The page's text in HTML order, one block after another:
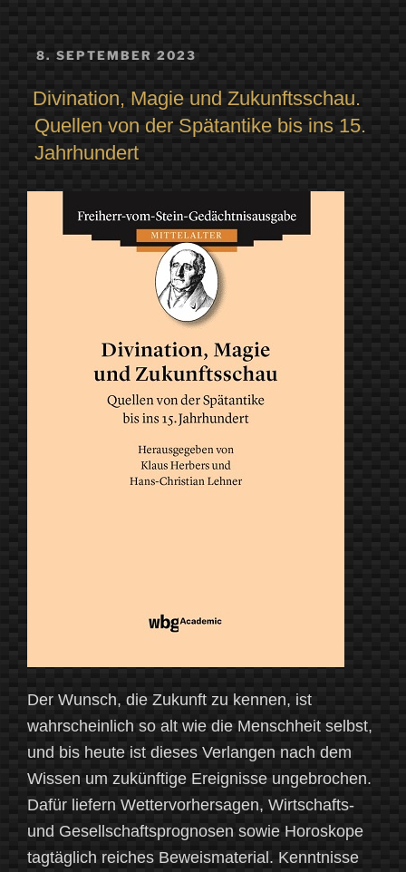
VERÖFFENTLICHT
8. SEPTEMBER 2023
Divination, Magie und Zukunftsschau.
Quellen von der Spätantike bis ins 15.
Jahrhundert
Der Wunsch, die Zukunft zu kennen, ist
wahrscheinlich so alt wie die Menschheit selbst,
und bis heute ist dieses Verlangen nach dem
Wissen um zukünftige Ereignisse ungebrochen.
Dafür liefern Wettervorhersagen, Wirtschafts-
und Gesellschaftsprognosen sowie Horoskope
tagtäglich reiches Beweismaterial. Kenntnisse